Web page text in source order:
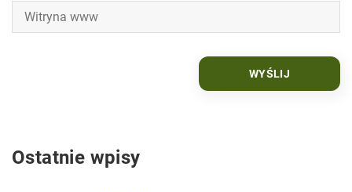
Ostatnie wpisy